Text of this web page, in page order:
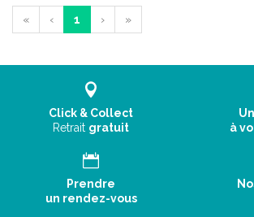
« ‹ 1 › »
Click & Collect
Retrait gratuit
à
Prendre
un rendez-vous